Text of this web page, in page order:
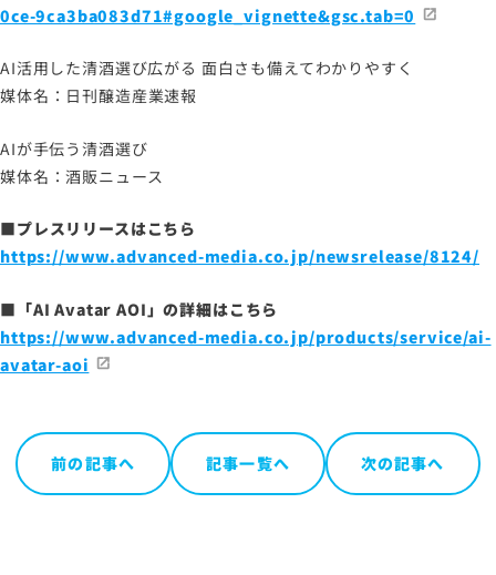
0ce-9ca3ba083d71#google_vignette&gsc.tab=0
AI活用した清酒選び広がる 面白さも備えてわかりやすく
媒体名：日刊醸造産業速報
AIが手伝う清酒選び
媒体名：酒販ニュース
■プレスリリースはこちら
https://www.advanced-media.co.jp/newsrelease/8124/
■「AI Avatar AOI」の詳細はこちら
https://www.advanced-media.co.jp/products/service/ai-
avatar-aoi
前の記事へ 記事一覧へ 次の記事へ